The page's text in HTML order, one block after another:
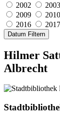
2002
2003
2009
2010
2016
2017
Datum Filtern
Hilmer
Albrecht